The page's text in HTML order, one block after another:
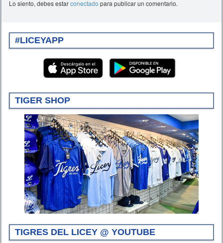
Lo siento, debes estarconectado para publicar un comentario.
#LICEYAPP
TIGER SHOP
TIGRES DEL LICEY @ YOUTUBE